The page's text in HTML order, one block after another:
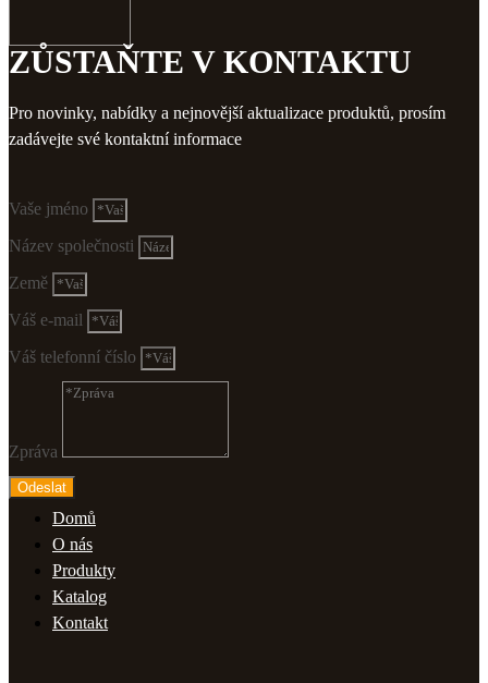
ZŮSTAŇTE V KONTAKTU
Pro novinky, nabídky a nejnovější aktualizace produktů, prosím
zadávejte své kontaktní informace
Vaše jméno
Název společnosti
Země
Váš e-mail
Váš telefonní číslo
Zpráva
Odeslat
Domů
O nás
Produkty
Katalog
Kontakt